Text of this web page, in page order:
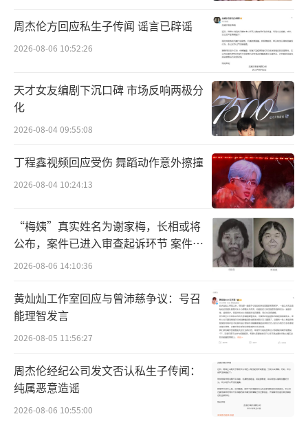
郎朗表示：“当然，与我的妻子吉娜·爱
丽丝一起录制这部作品也是一件美妙的
事。‘大象’这一段是她弹的，也是我儿子最
喜欢的一首曲子，听了以后他就喜欢上低音大
提琴。”对于吉娜·爱丽丝来说，这次录音是
她个人的一个里程碑。她说：“多年来，我一
直非常欣赏尼尔森斯和他的莱比锡布商大厦管
弦乐团。与他们合作是我的荣幸，我想尽我所
能，享受合作的每一刻。与郎朗一起练习和录
制这部作品，感觉就像是另一种层次的交流，
我由衷地感激有这次机会。”
周杰伦方回应私生子传闻 谣言已辟谣
2026-08-06 10:52:26
天才女友编剧下沉口碑 市场反响两极分
化
2026-08-04 09:55:08
丁程鑫视频回应受伤 舞蹈动作意外擦撞
2026-08-04 10:24:13
“梅姨”真实姓名为谢家梅，长相或将
公布，案件已进入审查起诉环节 案件迎
来新进展
2026-08-06 14:10:36
黄灿灿工作室回应与曾沛慈争议：号召
能理智发言
2026-08-05 11:56:27
周杰伦经纪公司发文否认私生子传闻：
纯属恶意造谣
2026-08-06 10:55:00